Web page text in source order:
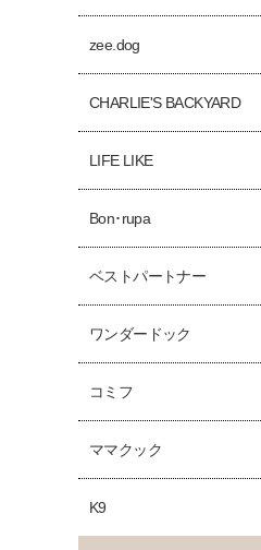
zee.dog
CHARLIE'S BACKYARD
LIFE LIKE
Bon･rupa
ベストパートナー
ワンダードック
コミフ
ママクック
K9